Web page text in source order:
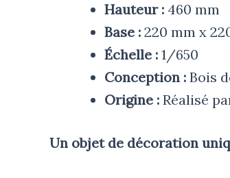
Hauteur : 460 mm
Base : 220 mm x
Échelle : 1/650
Conception : Bois
Origine : Réalisé
Un objet de décoration